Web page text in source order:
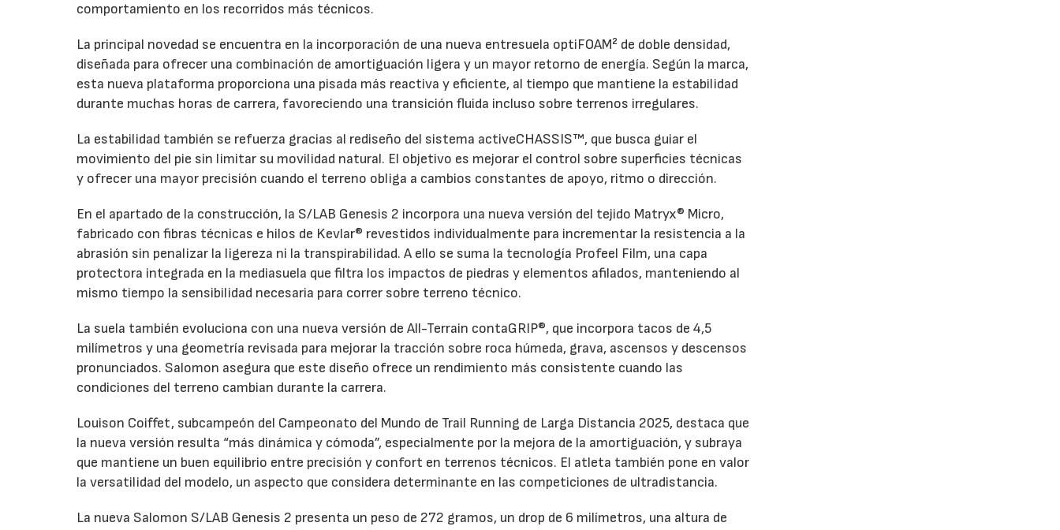
comportamiento en los recorridos más técnicos.
La principal novedad se encuentra en la incorporación de una nueva entresuela optiFOAM² de doble densidad,
diseñada para ofrecer una combinación de amortiguación ligera y un mayor retorno de energía. Según la marca,
esta nueva plataforma proporciona una pisada más reactiva y eficiente, al tiempo que mantiene la estabilidad
durante muchas horas de carrera, favoreciendo una transición fluida incluso sobre terrenos irregulares.
La estabilidad también se refuerza gracias al rediseño del sistema activeCHASSIS™, que busca guiar el
movimiento del pie sin limitar su movilidad natural. El objetivo es mejorar el control sobre superficies técnicas
y ofrecer una mayor precisión cuando el terreno obliga a cambios constantes de apoyo, ritmo o dirección.
En el apartado de la construcción, la S/LAB Genesis 2 incorpora una nueva versión del tejido Matryx® Micro,
fabricado con fibras técnicas e hilos de Kevlar® revestidos individualmente para incrementar la resistencia a la
abrasión sin penalizar la ligereza ni la transpirabilidad. A ello se suma la tecnología Profeel Film, una capa
protectora integrada en la mediasuela que filtra los impactos de piedras y elementos afilados, manteniendo al
mismo tiempo la sensibilidad necesaria para correr sobre terreno técnico.
La suela también evoluciona con una nueva versión de All-Terrain contaGRIP®, que incorpora tacos de 4,5
milímetros y una geometría revisada para mejorar la tracción sobre roca húmeda, grava, ascensos y descensos
pronunciados. Salomon asegura que este diseño ofrece un rendimiento más consistente cuando las
condiciones del terreno cambian durante la carrera.
Louison Coiffet, subcampeón del Campeonato del Mundo de Trail Running de Larga Distancia 2025, destaca que
la nueva versión resulta “más dinámica y cómoda”, especialmente por la mejora de la amortiguación, y subraya
que mantiene un buen equilibrio entre precisión y confort en terrenos técnicos. El atleta también pone en valor
la versatilidad del modelo, un aspecto que considera determinante en las competiciones de ultradistancia.
La nueva Salomon S/LAB Genesis 2 presenta un peso de 272 gramos, un drop de 6 milímetros, una altura de